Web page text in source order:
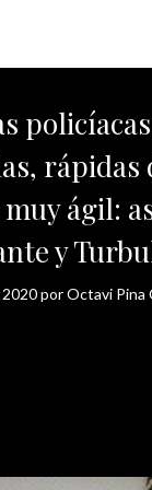
rápidas
ágil:
y
porOctavi Pina